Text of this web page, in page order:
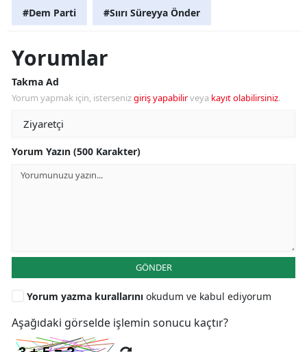
#Dem Parti #Sıırı Süreyya Önder
Yorumlar
Takma Ad
Yorum yapmak için, istersenizgiriş yapabilirveya kayıt olabilirsiniz.
Yorum Yazın (500 Karakter)
GÖNDER
Yorum yazma kurallarını okudum ve kabul ediyorum
Aşağıdaki görselde işlemin sonucu kaçtır?